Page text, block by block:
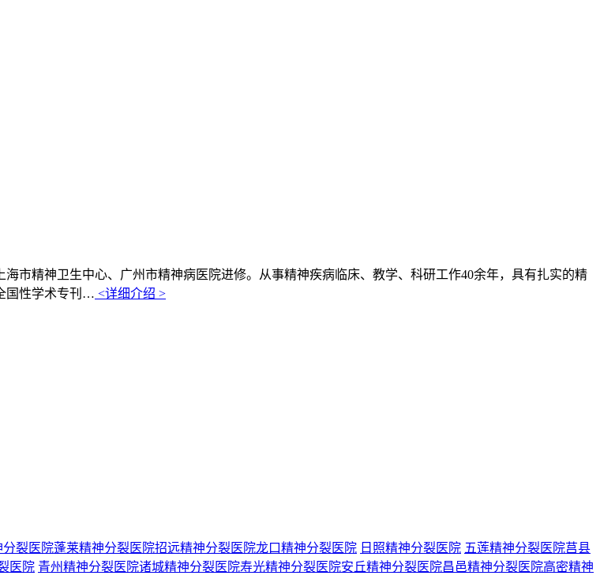
市精神卫生中心、广州市精神病医院进修。从事精神疾病临床、教学、科研工作40余年，具有扎实的精
国性学术专刊… <详细介绍 >
分裂医院蓬莱精神分裂医院招远精神分裂医院龙口精神分裂医院 日照精神分裂医院 五莲精神分裂医院莒县
医院 青州精神分裂医院诸城精神分裂医院寿光精神分裂医院安丘精神分裂医院昌邑精神分裂医院高密精神